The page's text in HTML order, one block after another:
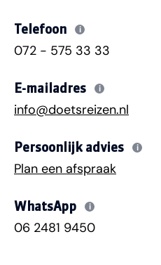
Telefoon i
072 - 575 33 33
E-mailadres i
info@doetsreizen.nl
Persoonlijk advies i
Plan een afspraak
WhatsApp i
06 2481 9450